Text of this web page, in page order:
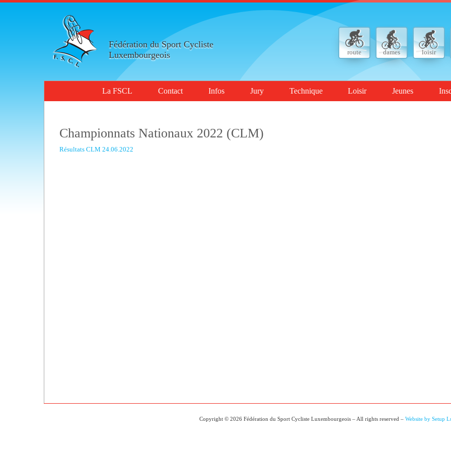
Fédération du Sport Cycliste
Luxembourgeois
route dames loisir
La FSCL Contact Infos Jury Technique Loisir Jeunes
Championnats Nationaux 2022 (CLM)
Résultats CLM 24.06.2022
Copyright © 2026 Fédération du Sport Cycliste Luxembourgeois – All rights reserved – Website by Setup